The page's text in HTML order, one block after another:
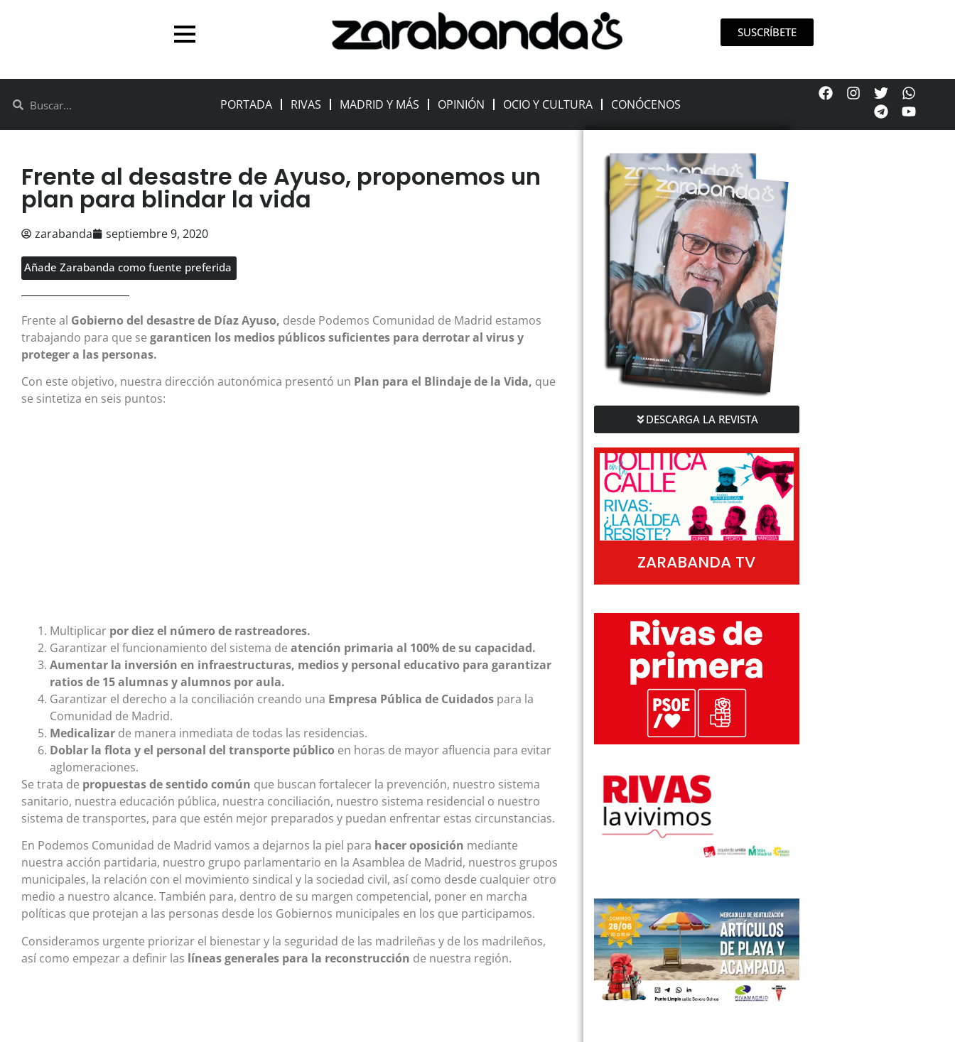
SUSCRÍBETE
PORTADA RIVAS MADRID Y MÁS OPINIÓN OCIO Y CULTURA CONÓCENOS
Frente al desastre de Ayuso, proponemos un
plan para blindar la vida
zarabanda septiembre 9, 2020
Añade Zarabanda como fuente preferida
Frente al Gobierno del desastre de Díaz Ayuso, desde Podemos Comunidad de Madrid estamos
trabajando para que se garanticen los medios públicos suficientes para derrotar al virus y
proteger a las personas.
Con este objetivo, nuestra dirección autonómica presentó un Plan para el Blindaje de la Vida, que
se sintetiza en seis puntos:
Multiplicar por diez el número de rastreadores.
Garantizar el funcionamiento del sistema de atención primaria al 100% de su capacidad.
Aumentar la inversión en infraestructuras, medios y personal educativo para garantizar
ratios de 15 alumnas y alumnos por aula.
Garantizar el derecho a la conciliación creando una Empresa Pública de Cuidados para la
Comunidad de Madrid.
Medicalizar de manera inmediata de todas las residencias.
Doblar la flota y el personal del transporte público en horas de mayor afluencia para evitar
aglomeraciones.
Se trata de propuestas de sentido común que buscan fortalecer la prevención, nuestro sistema
sanitario, nuestra educación pública, nuestra conciliación, nuestro sistema residencial o nuestro
sistema de transportes, para que estén mejor preparados y puedan enfrentar estas circunstancias.
En Podemos Comunidad de Madrid vamos a dejarnos la piel para hacer oposición mediante
nuestra acción partidaria, nuestro grupo parlamentario en la Asamblea de Madrid, nuestros grupos
municipales, la relación con el movimiento sindical y la sociedad civil, así como desde cualquier otro
medio a nuestro alcance. También para, dentro de su margen competencial, poner en marcha
políticas que protejan a las personas desde los Gobiernos municipales en los que participamos.
Consideramos urgente priorizar el bienestar y la seguridad de las madrileñas y de los madrileños,
así como empezar a definir las líneas generales para la reconstrucción de nuestra región.
DESCARGA LA REVISTA
ZARABANDA TV